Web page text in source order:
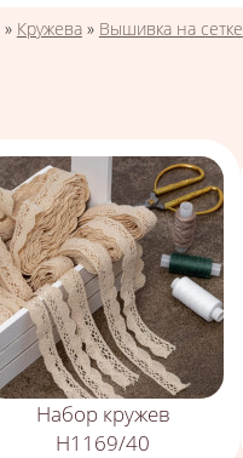
» Кружева» Вышивка на сетке
Набор кружев
Н1169/40